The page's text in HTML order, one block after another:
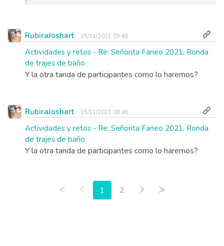
RubiraJoshart 15/11/2021 09:48
Actividades y retos - Re: Señorita Faneo 2021, Ronda
de trajes de baño
Y la otra tanda de participantes como lo haremos?
RubiraJoshart 15/11/2021 09:48
Actividades y retos - Re: Señorita Faneo 2021, Ronda
de trajes de baño
Y la otra tanda de participantes como lo haremos?
Primera página
Anterior
1 2 Siguiente